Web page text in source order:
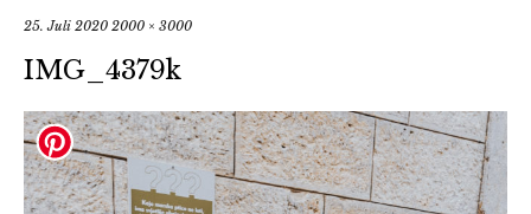
25. Juli 2020 2000 × 3000
IMG_4379k